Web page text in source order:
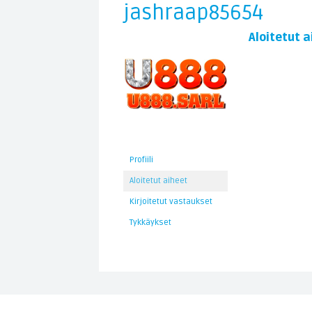
jashraap85654
Profiili
Aloitetut aiheet
Kirjoitetut vastaukset
Tykkäykset
Aloitetut